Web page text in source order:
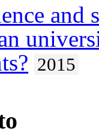
and
2015